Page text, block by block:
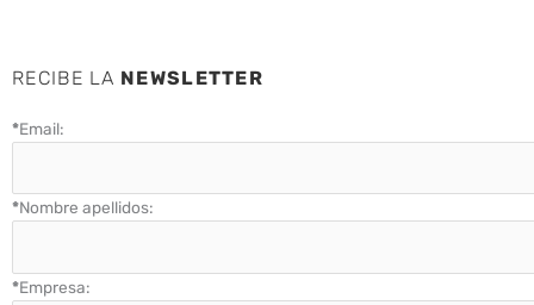
RECIBE LA NEWSLETTER
*Email:
*Nombre apellidos:
*Empresa: